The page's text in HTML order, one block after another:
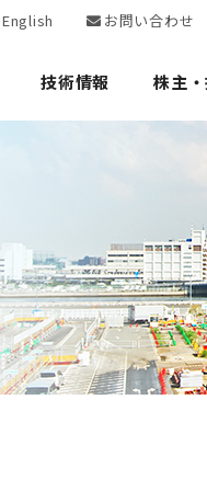
English お問い合わせ
技術情報 株主